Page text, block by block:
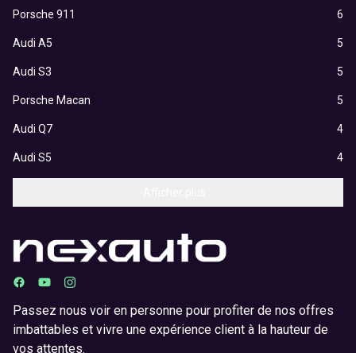
Porsche 911 6
Audi A5 5
Audi S3 5
Porsche Macan 5
Audi Q7 4
Audi S5 4
Passez nous voir en personne pour profiter de nos offres
imbattables et vivre une expérience client à la hauteur de
vos attentes.